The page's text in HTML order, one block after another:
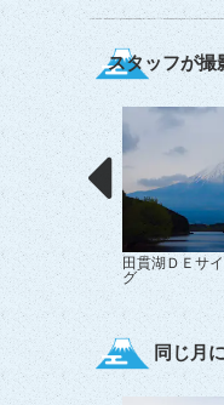
スタッフが撮
田貫湖ＤＥサ
グ
同じ月